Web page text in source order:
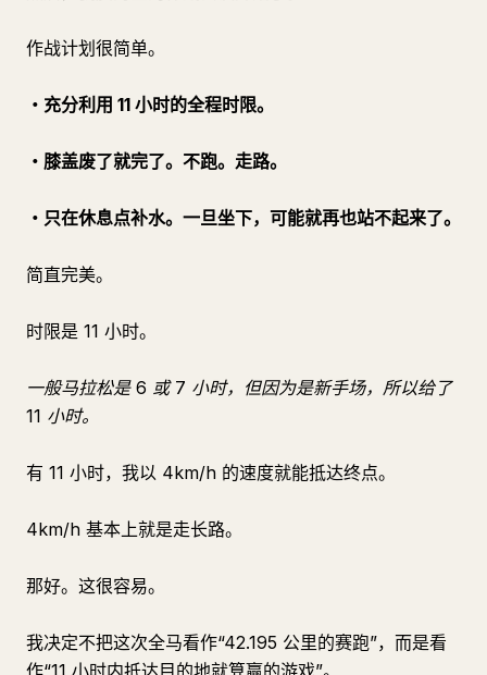
作战计划很简单。
・充分利用 11 小时的全程时限。
・膝盖废了就完了。不跑。走路。
・只在休息点补水。一旦坐下，可能就再也站不起来了。
简直完美。
时限是 11 小时。
一般马拉松是 6 或 7 小时，但因为是新手场，所以给了
11 小时。
有 11 小时，我以 4km/h 的速度就能抵达终点。
4km/h 基本上就是走长路。
那好。这很容易。
我决定不把这次全马看作“42.195 公里的赛跑”，而是看
作“11 小时内抵达目的地就算赢的游戏”。